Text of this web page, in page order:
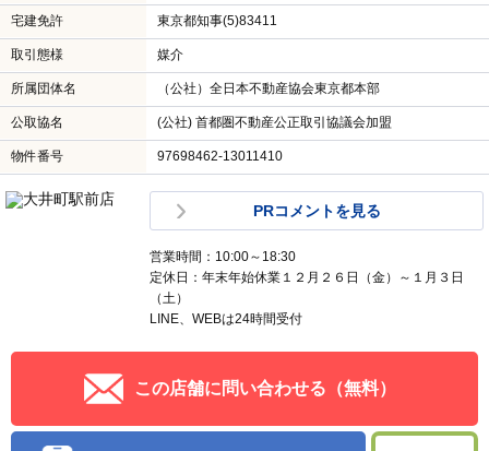
宅建免許 東京都知事(5)83411
取引態様 媒介
所属団体名 （公社）全日本不動産協会東京都本部
公取協名 (公社) 首都圏不動産公正取引協議会加盟
物件番号 97698462-13011410
PRコメントを見る
営業時間：10:00～18:30
定休日：年末年始休業１２月２６日（金）～１月３日
（土）
LINE、WEBは24時間受付
この店舗に問い合わせる（無料）